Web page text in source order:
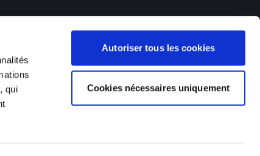
qui
Autoriser tous les cookies
Cookies nécessaires uniquement
dans de nombreux secteurs d'activités. Nos
Metz, Thionville), en Franche-Comté et dans le
(Delémont, Saigneléger) et au Luxembourg (Esch
Made by Izhak